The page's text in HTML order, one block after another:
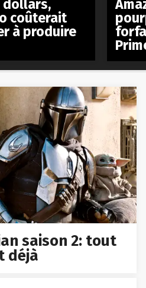
saison 2: tout
déjà
dollars,
coûterait
à produire